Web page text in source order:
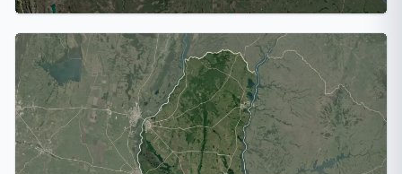
Córdoba
3 ciudades